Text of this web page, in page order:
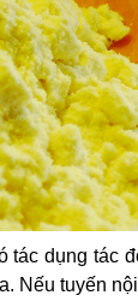
tác dụng tác
Nếu tuyến